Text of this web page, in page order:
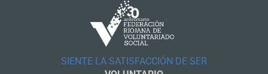
SIENTE LA SATISFACCIÓN DE SER